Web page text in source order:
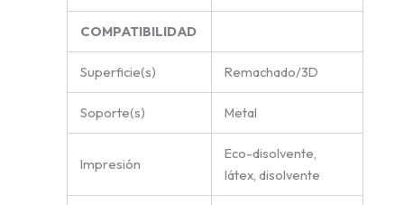
COMPATIBILIDAD
Superficie(s) Remachado/3D
Soporte(s) Metal
Impresión
Eco-disolvente,
látex, disolvente